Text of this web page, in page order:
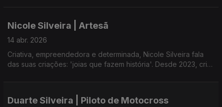
diversas atividades culturais, participando em vários grupos na
ilha do Faial.
Nicole Silveira | Artesã
14 abr. 2026
Criativa, empreendedora e determinada, Nicole Silveira fala
das suas criações: 'joias que fazem história'. Desde 2023, cria
Duarte Silveira | Piloto de Motocross